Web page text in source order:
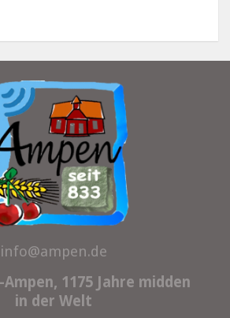
info@ampen.de
Ampen, 1175 Jahre midden
in der Welt